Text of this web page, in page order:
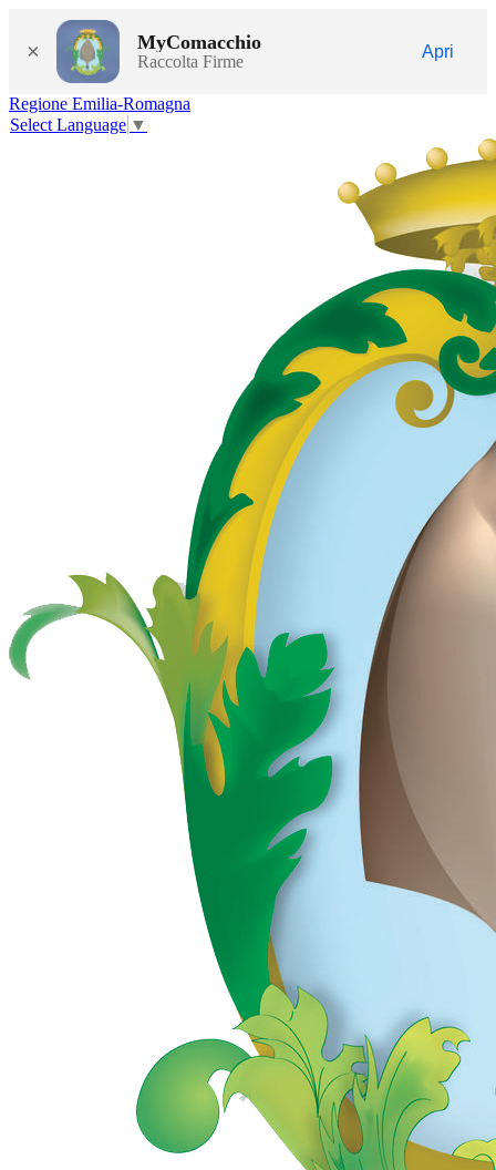
× MyComacchio
Raccolta Firme
Apri
Regione Emilia-Romagna
Select Language ▼